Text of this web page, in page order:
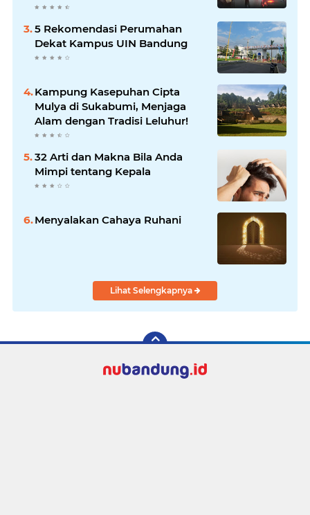
5 Rekomendasi Perumahan
Dekat Kampus UIN Bandung
Kampung Kasepuhan Cipta
Mulya di Sukabumi, Menjaga
Alam dengan Tradisi Leluhur!
32 Arti dan Makna Bila Anda
Mimpi tentang Kepala
Menyalakan Cahaya Ruhani
Lihat Selengkapnya